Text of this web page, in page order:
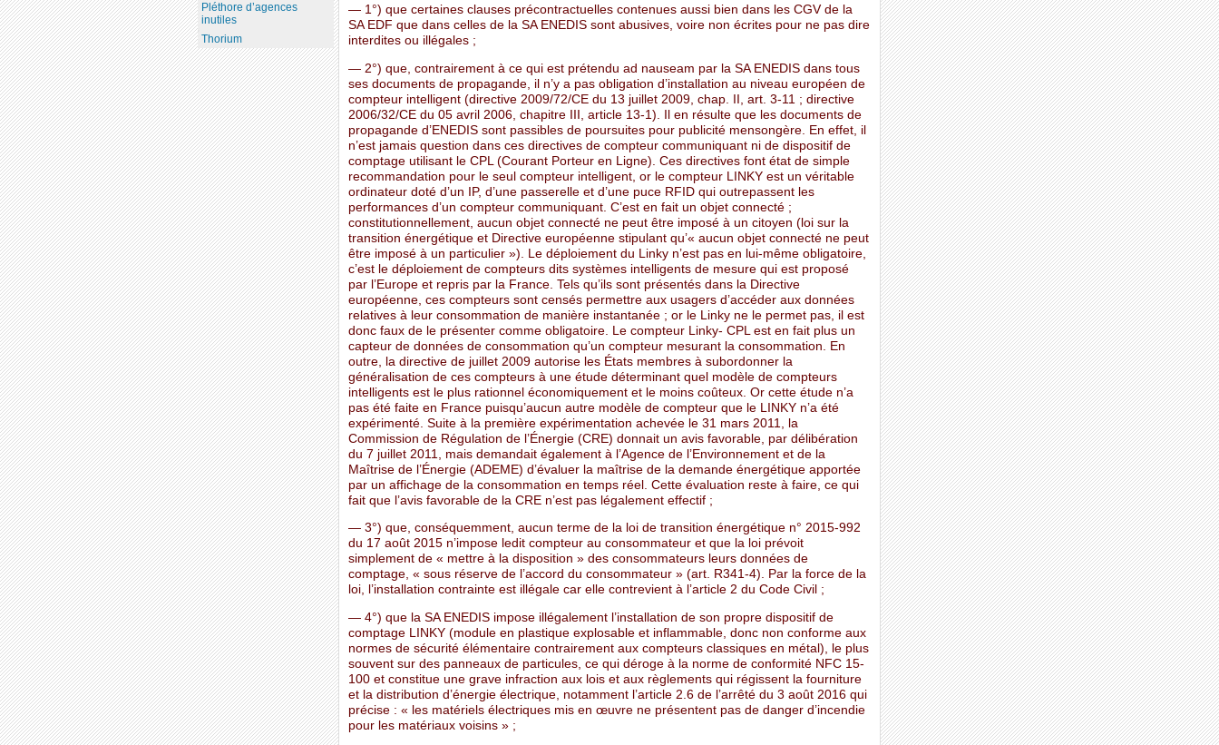
— 1°) que certaines clauses précontractuelles contenues aussi bien dans les CGV de la
SA EDF que dans celles de la SA ENEDIS sont abusives, voire non écrites pour ne pas dire
interdites ou illégales ;
— 2°) que, contrairement à ce qui est prétendu ad nauseam par la SA ENEDIS dans tous
ses documents de propagande, il n’y a pas obligation d’installation au niveau européen de
compteur intelligent (directive 2009/72/CE du 13 juillet 2009, chap. II, art. 3-11 ; directive
2006/32/CE du 05 avril 2006, chapitre III, article 13-1). Il en résulte que les documents de
propagande d’ENEDIS sont passibles de poursuites pour publicité mensongère. En effet, il
n’est jamais question dans ces directives de compteur communiquant ni de dispositif de
comptage utilisant le CPL (Courant Porteur en Ligne). Ces directives font état de simple
recommandation pour le seul compteur intelligent, or le compteur LINKY est un véritable
ordinateur doté d’un IP, d’une passerelle et d’une puce RFID qui outrepassent les
performances d’un compteur communiquant. C’est en fait un objet connecté ;
constitutionnellement, aucun objet connecté ne peut être imposé à un citoyen (loi sur la
transition énergétique et Directive européenne stipulant qu’« aucun objet connecté ne peut
être imposé à un particulier »). Le déploiement du Linky n’est pas en lui-même obligatoire,
c’est le déploiement de compteurs dits systèmes intelligents de mesure qui est proposé
par l’Europe et repris par la France. Tels qu’ils sont présentés dans la Directive
européenne, ces compteurs sont censés permettre aux usagers d’accéder aux données
relatives à leur consommation de manière instantanée ; or le Linky ne le permet pas, il est
donc faux de le présenter comme obligatoire. Le compteur Linky- CPL est en fait plus un
capteur de données de consommation qu’un compteur mesurant la consommation. En
outre, la directive de juillet 2009 autorise les États membres à subordonner la
généralisation de ces compteurs à une étude déterminant quel modèle de compteurs
intelligents est le plus rationnel économiquement et le moins coûteux. Or cette étude n’a
pas été faite en France puisqu’aucun autre modèle de compteur que le LINKY n’a été
expérimenté. Suite à la première expérimentation achevée le 31 mars 2011, la
Commission de Régulation de l’Énergie (CRE) donnait un avis favorable, par délibération
du 7 juillet 2011, mais demandait également à l’Agence de l’Environnement et de la
Maîtrise de l’Énergie (ADEME) d’évaluer la maîtrise de la demande énergétique apportée
par un affichage de la consommation en temps réel. Cette évaluation reste à faire, ce qui
fait que l’avis favorable de la CRE n’est pas légalement effectif ;
— 3°) que, conséquemment, aucun terme de la loi de transition énergétique n° 2015-992
du 17 août 2015 n’impose ledit compteur au consommateur et que la loi prévoit
simplement de « mettre à la disposition » des consommateurs leurs données de
comptage, « sous réserve de l’accord du consommateur » (art. R341-4). Par la force de la
loi, l’installation contrainte est illégale car elle contrevient à l’article 2 du Code Civil ;
— 4°) que la SA ENEDIS impose illégalement l’installation de son propre dispositif de
comptage LINKY (module en plastique explosable et inflammable, donc non conforme aux
normes de sécurité élémentaire contrairement aux compteurs classiques en métal), le plus
souvent sur des panneaux de particules, ce qui déroge à la norme de conformité NFC 15-
100 et constitue une grave infraction aux lois et aux règlements qui régissent la fourniture
et la distribution d’énergie électrique, notamment l’article 2.6 de l’arrêté du 3 août 2016 qui
précise : « les matériels électriques mis en œuvre ne présentent pas de danger d’incendie
pour les matériaux voisins » ;
Pléthore d’agences
inutiles
Thorium